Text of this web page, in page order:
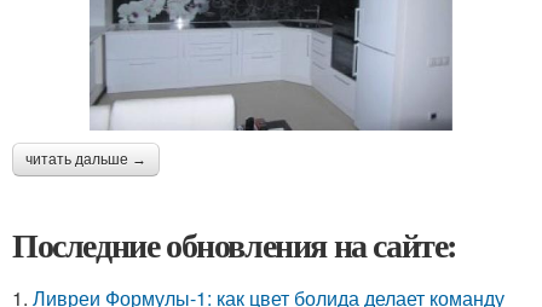
читать дальше →
Последние обновления на сайте:
1. Ливреи Формулы-1: как цвет болида делает команду